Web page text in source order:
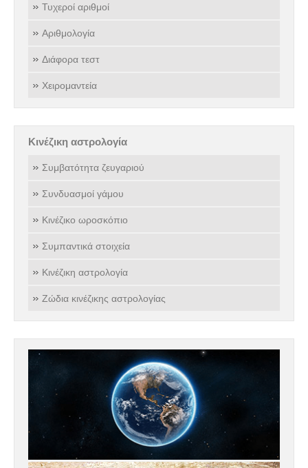
Τυχεροί αριθμοί
Αριθμολογία
Διάφορα τεστ
Χειρομαντεία
Κινέζικη αστρολογία
Συμβατότητα ζευγαριού
Συνδυασμοί γάμου
Κινέζικο ωροσκόπιο
Συμπαντικά στοιχεία
Κινέζικη αστρολογία
Ζώδια κινέζικης αστρολογίας